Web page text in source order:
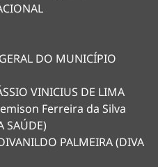
DO MUNICÍPIO
VINICIUS DE LIMA
Ferreira da Silva
SAÚDE)
PALMEIRA (DIVA